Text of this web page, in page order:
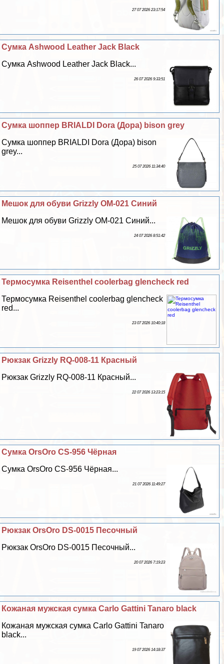
27 07 2026 23:17:54
Сумка Ashwood Leather Jack Black
Сумка Ashwood Leather Jack Black...
26 07 2026 9:33:51
Сумка шоппер BRIALDI Dora (Дора) bison grey
Сумка шоппер BRIALDI Dora (Дора) bison
grey...
25 07 2026 11:34:40
Мешок для обуви Grizzly OM-021 Синий
Мешок для обуви Grizzly OM-021 Синий...
24 07 2026 8:51:42
Термосумка Reisenthel coolerbag glencheck red
Термосумка Reisenthel coolerbag glencheck
red...
23 07 2026 10:40:18
Рюкзак Grizzly RQ-008-11 Красный
Рюкзак Grizzly RQ-008-11 Красный...
22 07 2026 13:23:15
Сумка OrsOro CS-956 Чёрная
Сумка OrsOro CS-956 Чёрная...
21 07 2026 11:49:27
Рюкзак OrsOro DS-0015 Песочный
Рюкзак OrsOro DS-0015 Песочный...
20 07 2026 7:19:23
Кожаная мужская сумка Carlo Gattini Tanaro black
Кожаная мужская сумка Carlo Gattini Tanaro
black...
19 07 2026 14:18:37